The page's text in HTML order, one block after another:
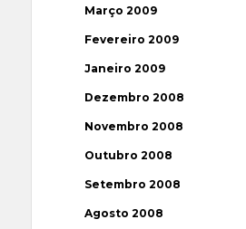
Março 2009
Fevereiro 2009
Janeiro 2009
Dezembro 2008
Novembro 2008
Outubro 2008
Setembro 2008
Agosto 2008